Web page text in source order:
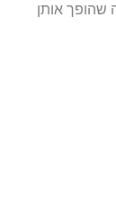
שהופך אותן